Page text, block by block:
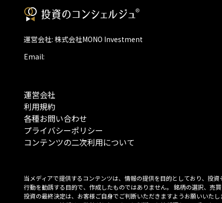
運営会社: 株式会社MONO Investment
Email:
運営会社
利用規約
各種お問い合わせ
プライバシーポリシー
コンテンツの二次利用について
当メディアで提供するコンテンツは、情報の提供を目的としており、投資
行動を勧誘する目的で、作成したものではありません。 銘柄の選択、売
投資の最終決定は、お客様ご自身でご判断いただきますようお願いいたし